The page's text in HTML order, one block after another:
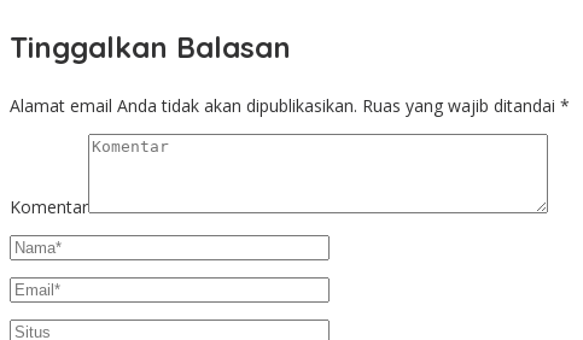
Tinggalkan Balasan
Alamat email Anda tidak akan dipublikasikan. Ruas yang wajib ditandai *
Komentar